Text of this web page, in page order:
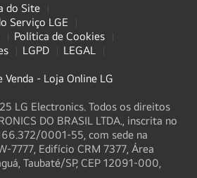
do Site
Serviço LGE
Política de Cookies
LGPD
LEGAL
Venda - Loja Online LG
LG Electronics. Todos os direitos
DO BRASIL LTDA., inscrita no
0001-55, com sede na
7777, Edifício CRM 7377, Área
Taubaté/SP, CEP 12091-000,